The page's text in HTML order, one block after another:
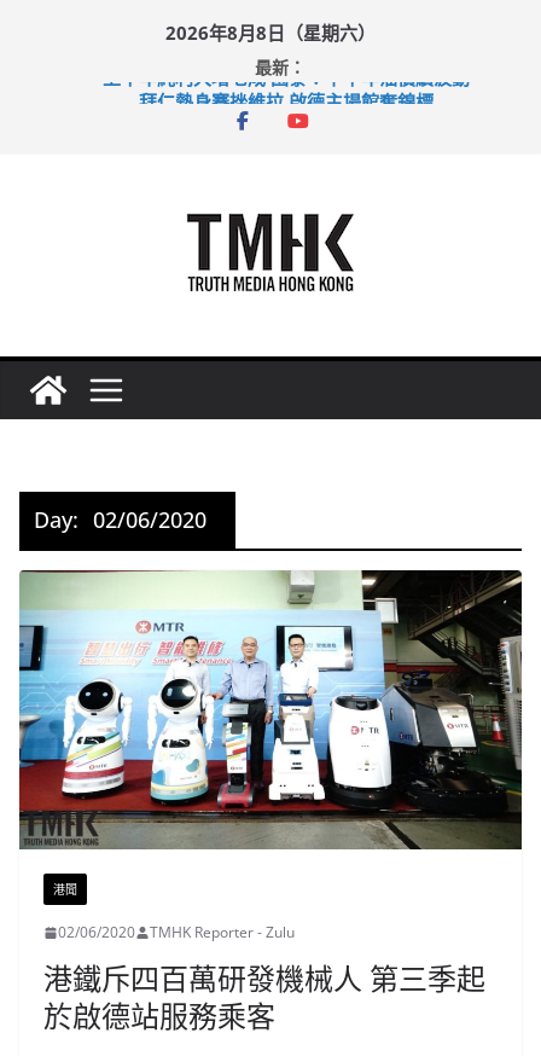
2026年8月8日（星期六）
最新：
上半年純利大增七成 國泰：下半年油價續波動
拜仁熱身賽挫維拉 啟德主場館奪錦標
性罪行修例獲九成支持 鄧炳強：爭取今屆任期內完成立法
Day: 02/06/2020
港聞
02/06/2020 TMHK Reporter - Zulu
港鐵斥四百萬研發機械人 第三季起
於啟德站服務乘客